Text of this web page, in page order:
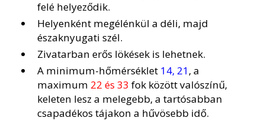
felé helyeződik.
Helyenként megélénkül a déli, majd
északnyugati szél.
Zivatarban erős lökések is lehetnek.
A minimum-hőmérséklet 14, 21, a
maximum 22 és 33 fok között valószínű,
keleten lesz a melegebb, a tartósabban
csapadékos tájakon a hűvösebb idő.